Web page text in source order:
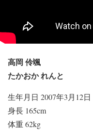
高岡 伶颯
たかおか れんと
生年月日 2007年3月12
身長 165cm
体重 62kg